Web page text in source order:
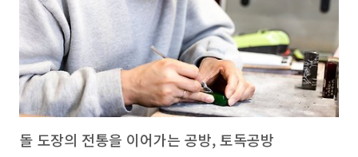
돌 도장의 전통을 이어가는 공방, 토독공방